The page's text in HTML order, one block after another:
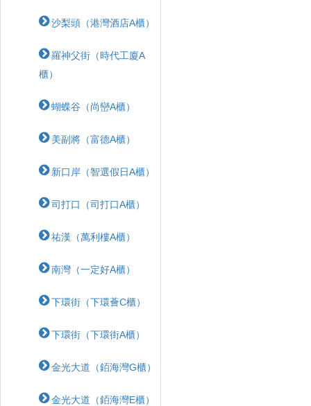
沙梨頭（港灣酒店A櫃）
羅神父街（時代工廈A
櫃）
蝴蝶⾕（尚巒A櫃）
美副將（富德A櫃）
新口岸（智選假日A櫃）
司打口（司打口A櫃）
祐漢（萬利樓A櫃）
南灣（一定好A櫃）
下環街（下環薈C櫃）
下環街（下環街A櫃）
金光大道（銆海灣G櫃）
金光大道（銆海灣E櫃）